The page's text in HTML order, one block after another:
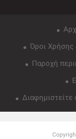
Όροι Χρήσης
Παροχή